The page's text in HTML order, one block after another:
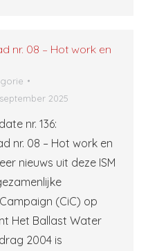
nr. 08 – Hot work en
2025
nr. 136:
nr. 08 – Hot work en
nieuws uit deze ISM
(CiC) op
Het Ballast Water
2004 is